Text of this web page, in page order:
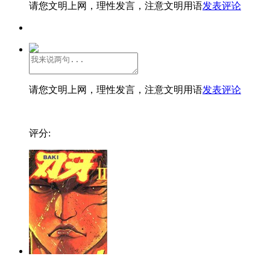
请您文明上网，理性发言，注意文明用语发表评论
请您文明上网，理性发言，注意文明用语发表评论
评分: